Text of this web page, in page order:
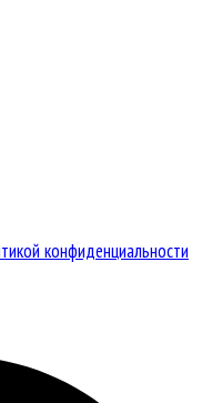
конфиденциальности